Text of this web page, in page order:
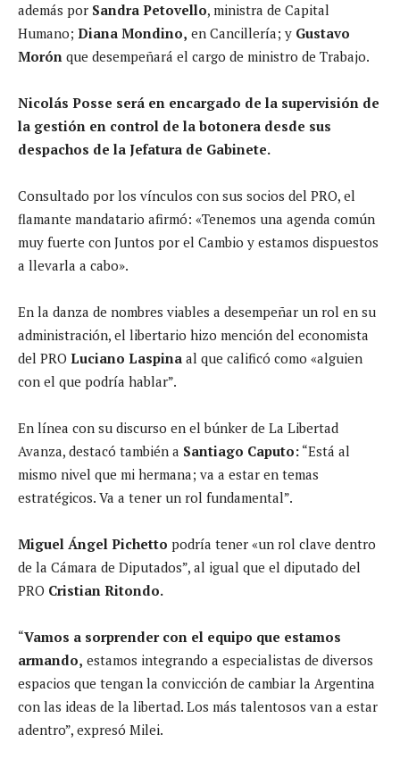
además por Sandra Petovello, ministra de Capital
Humano; Diana Mondino, en Cancillería; y Gustavo
Morón que desempeñará el cargo de ministro de Trabajo.
Nicolás Posse será en encargado de la supervisión de
la gestión en control de la botonera desde sus
despachos de la Jefatura de Gabinete.
Consultado por los vínculos con sus socios del PRO, el
flamante mandatario afirmó: «Tenemos una agenda común
muy fuerte con Juntos por el Cambio y estamos dispuestos
a llevarla a cabo».
En la danza de nombres viables a desempeñar un rol en su
administración, el libertario hizo mención del economista
del PRO Luciano Laspina al que calificó como «alguien
con el que podría hablar”.
En línea con su discurso en el búnker de La Libertad
Avanza, destacó también a Santiago Caputo: “Está al
mismo nivel que mi hermana; va a estar en temas
estratégicos. Va a tener un rol fundamental”.
Miguel Ángel Pichetto podría tener «un rol clave dentro
de la Cámara de Diputados”, al igual que el diputado del
PRO Cristian Ritondo.
“Vamos a sorprender con el equipo que estamos
armando, estamos integrando a especialistas de diversos
espacios que tengan la convicción de cambiar la Argentina
con las ideas de la libertad. Los más talentosos van a estar
adentro”, expresó Milei.